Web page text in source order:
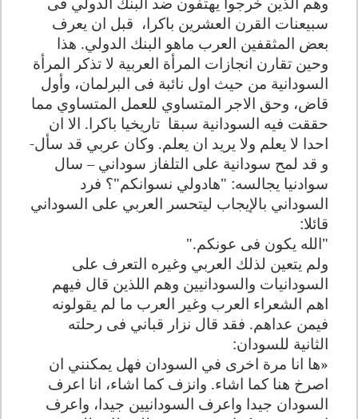
سبيعنات القرن العشرين باكرا، قبل ان يعرف
بعض المثقفين العرب ماهو البنك الدولي. هذا
وحين تقارن انجازات المرأة العربية لا تذكر المرأة
السودانية من حيث اول نائبة فى البرلمان، وأول
قاض، وحق الاجر المتساوي للعمل المتساوي مما
حققت فيه السودانية سبقا تاريخيا باكرا. الا ان
احدا لا يعلم ولا يريد ان يعلم. وكان عربي قد سأل-
و قد لمح سودانية على التلفاز سوداني – سال
سوادنيا يجالسه: "هادولي نسوانكم"؟ فرد
السوداني بالإيجاب ليتحسر العربي على السوداني
قائلا:
"الله يكون فى عونكم".
ولم يتعين لذلك العربي وغيره التعرف على
السودانيات والسودانيين وهم اللذين قال فيهم
اهم الشعراء العرب وغير العرب ما لم يقولونه
فيمن عداهم. فقد قال نزار قباني فى رحلته
الثانية للسودان:
«ها انا مرة اخرى في السودان فهل يمكنني ان
اصرخ هنا كما اشاء. وانزف كما اشاء، انا اعرف
السودان جيدا واعرف السودانيين جيدا، واعرف